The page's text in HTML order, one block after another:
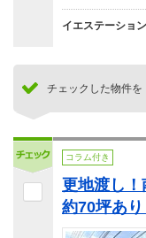
イエステーショ
チェックした物件を
コラム付き
更地渡し！
約70坪あ